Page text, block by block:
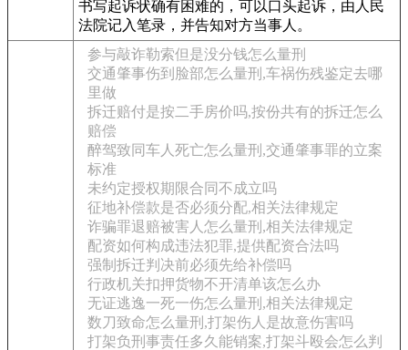
书写起诉状确有困难的，可以口头起诉，由人民
法院记入笔录，并告知对方当事人。
参与敲诈勒索但是没分钱怎么量刑
交通肇事伤到脸部怎么量刑,车祸伤残鉴定去哪
里做
拆迁赔付是按二手房价吗,按份共有的拆迁怎么
赔偿
醉驾致同车人死亡怎么量刑,交通肇事罪的立案
标准
未约定授权期限合同不成立吗
征地补偿款是否必须分配,相关法律规定
诈骗罪退赔被害人怎么量刑,相关法律规定
配资如何构成违法犯罪,提供配资合法吗
强制拆迁判决前必须先给补偿吗
行政机关扣押货物不开清单该怎么办
无证逃逸一死一伤怎么量刑,相关法律规定
数刀致命怎么量刑,打架伤人是故意伤害吗
打架负刑事责任多久能销案,打架斗殴会怎么判